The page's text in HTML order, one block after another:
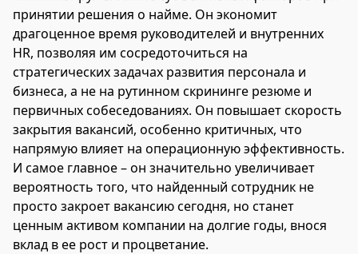
принятии решения о найме. Он экономит
драгоценное время руководителей и внутренних
HR, позволяя им сосредоточиться на
стратегических задачах развития персонала и
бизнеса, а не на рутинном скрининге резюме и
первичных собеседованиях. Он повышает скорость
закрытия вакансий, особенно критичных, что
напрямую влияет на операционную эффективность.
И самое главное – он значительно увеличивает
вероятность того, что найденный сотрудник не
просто закроет вакансию сегодня, но станет
ценным активом компании на долгие годы, внося
вклад в ее рост и процветание.